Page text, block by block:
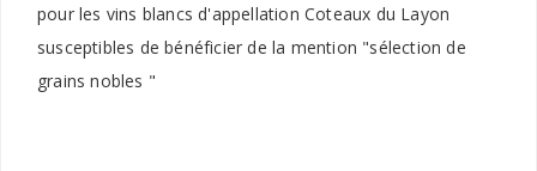
pour les vins blancs d'appellation Coteaux du Layon
susceptibles de bénéficier de la mention "sélection de
grains nobles "